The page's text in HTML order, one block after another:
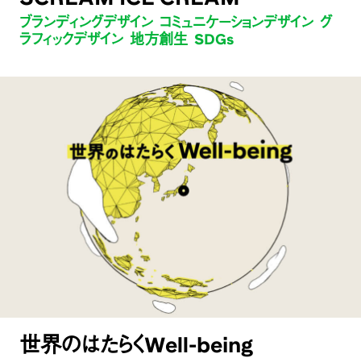
ブランディングデザイン コミュニケーションデザイン グ
ラフィックデザイン 地方創生 SDGs
世界のはたらくWell-being